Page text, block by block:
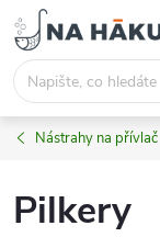
Přejít
na
obsah
Nástrahy na přívlač
Pilkery